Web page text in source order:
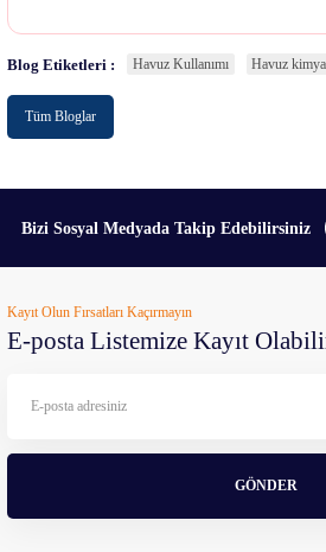
Blog Etiketleri : Havuz Kullanımı Havuz
Tüm Bloglar
Bizi Sosyal Medyada Takip Edebilirsiniz
Kayıt Olun Fırsatları Kaçırmayın
E-posta Listemize Kayıt
GÖNDER